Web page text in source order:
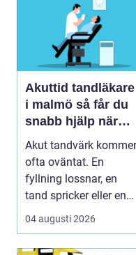
Akuttid tandläkare
i malmö så får du
snabb hjälp när
tanden gör ont
Akut tandvärk kommer
ofta oväntat. En
fyllning lossnar, en
tand spricker eller en
visdomstand svulln...
04 augusti 2026